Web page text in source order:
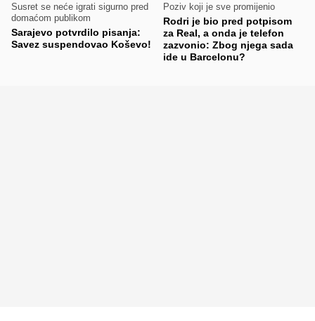
Susret se neće igrati sigurno pred
domaćom publikom
Sarajevo potvrdilo pisanja:
Savez suspendovao Koševo!
Poziv koji je sve promijenio
Rodri je bio pred potpisom
za Real, a onda je telefon
zazvonio: Zbog njega sada
ide u Barcelonu?